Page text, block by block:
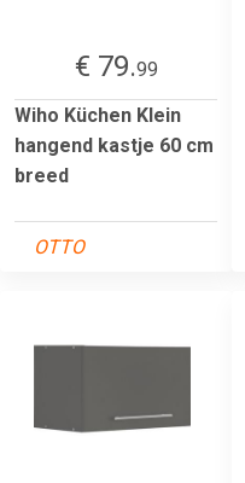
€ 79.99
Wiho Küchen Klein
hangend kastje 60 cm
breed
OTTO